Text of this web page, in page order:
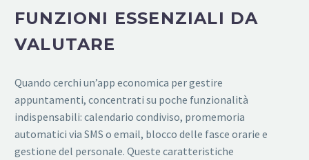
FUNZIONI ESSENZIALI DA
VALUTARE
Quando cerchi un’app economica per gestire
appuntamenti, concentrati su poche funzionalità
indispensabili: calendario condiviso, promemoria
automatici via SMS o email, blocco delle fasce orarie e
gestione del personale. Queste caratteristiche